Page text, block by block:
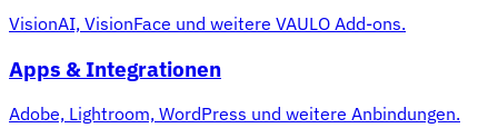
VisionAI, VisionFace und weitere VAULO Add-ons.
Apps & Integrationen
Adobe, Lightroom, WordPress und weitere Anbindungen.